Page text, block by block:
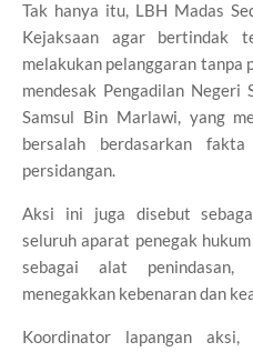
Tak hanya itu, LBH Madas
Kejaksaan agar bertindak
melakukan pelanggaran tanpa
mendesak Pengadilan Negeri
Samsul Bin Marlawi, yang
bersalah berdasarkan
persidangan.
Aksi ini juga disebut
seluruh aparat penegak
sebagai alat penindasan,
menegakkan kebenaran dan
Koordinator lapangan aksi,